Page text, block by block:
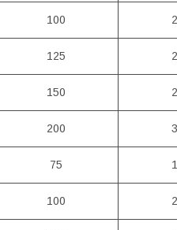
100
125
150
200
75
100